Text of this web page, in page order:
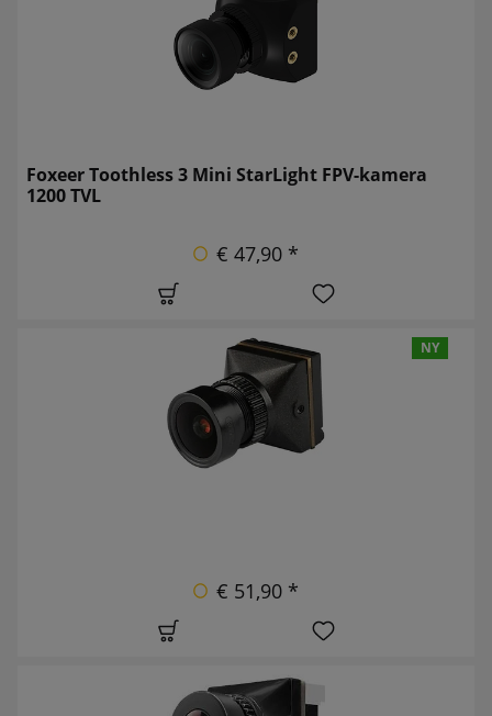
Foxeer Toothless 3 Mini StarLight FPV-kamera
1200 TVL
€ 47,90 *
NY
€ 51,90 *